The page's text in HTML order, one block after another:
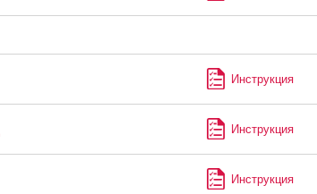
Инструкция
Инструкция
Инструкция